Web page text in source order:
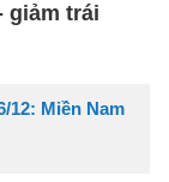
giảm trái
12: Miền Nam